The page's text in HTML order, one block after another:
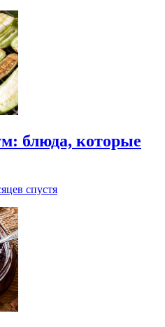
блюда, которые
спустя